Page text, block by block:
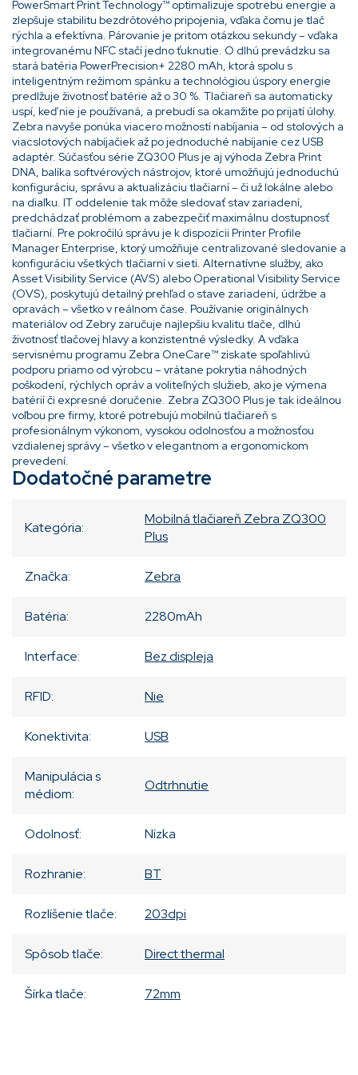
PowerSmart Print Technology™ optimalizuje spotrebu energie a
zlepšuje stabilitu bezdrôtového pripojenia, vďaka čomu je tlač
rýchla a efektívna. Párovanie je pritom otázkou sekundy – vďaka
integrovanému NFC stačí jedno ťuknutie. O dlhú prevádzku sa
stará batéria PowerPrecision+ 2280 mAh, ktorá spolu s
inteligentným režimom spánku a technológiou úspory energie
predlžuje životnosť batérie až o 30 %. Tlačiareň sa automaticky
uspí, keď nie je používaná, a prebudí sa okamžite po prijatí úlohy.
Zebra navyše ponúka viacero možností nabíjania – od stolových a
viacslotových nabíjačiek až po jednoduché nabíjanie cez USB
adaptér. Súčasťou série ZQ300 Plus je aj výhoda Zebra Print
DNA, balíka softvérových nástrojov, ktoré umožňujú jednoduchú
konfiguráciu, správu a aktualizáciu tlačiarní – či už lokálne alebo
na diaľku. IT oddelenie tak môže sledovať stav zariadení,
predchádzať problémom a zabezpečiť maximálnu dostupnosť
tlačiarní. Pre pokročilú správu je k dispozícii Printer Profile
Manager Enterprise, ktorý umožňuje centralizované sledovanie a
konfiguráciu všetkých tlačiarní v sieti. Alternatívne služby, ako
Asset Visibility Service (AVS) alebo Operational Visibility Service
(OVS), poskytujú detailný prehľad o stave zariadení, údržbe a
opravách – všetko v reálnom čase. Používanie originálnych
materiálov od Zebry zaručuje najlepšiu kvalitu tlače, dlhú
životnosť tlačovej hlavy a konzistentné výsledky. A vďaka
servisnému programu Zebra OneCare™ získate spoľahlivú
podporu priamo od výrobcu – vrátane pokrytia náhodných
poškodení, rýchlych opráv a voliteľných služieb, ako je výmena
batérií či expresné doručenie. Zebra ZQ300 Plus je tak ideálnou
voľbou pre firmy, ktoré potrebujú mobilnú tlačiareň s
profesionálnym výkonom, vysokou odolnosťou a možnosťou
vzdialenej správy – všetko v elegantnom a ergonomickom
prevedení.
Dodatočné parametre
Kategória:
Mobilná tlačiareň Zebra ZQ300
Plus
Značka: Zebra
Batéria: 2280mAh
Interface: Bez displeja
RFID: Nie
Konektivita: USB
Manipulácia s
médiom:
Odtrhnutie
Odolnosť: Nízka
Rozhranie: BT
Rozlíšenie tlače: 203dpi
Spôsob tlače: Direct thermal
Šírka tlače: 72mm